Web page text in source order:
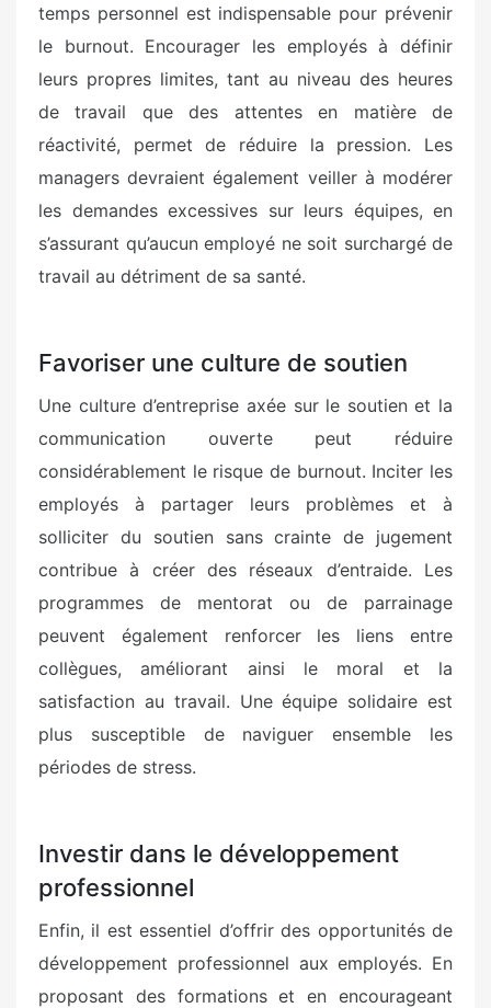
temps personnel est indispensable pour prévenir
le burnout. Encourager les employés à définir
leurs propres limites, tant au niveau des heures
de travail que des attentes en matière de
réactivité, permet de réduire la pression. Les
managers devraient également veiller à modérer
les demandes excessives sur leurs équipes, en
s’assurant qu’aucun employé ne soit surchargé de
travail au détriment de sa santé.
Favoriser une culture de soutien
Une culture d’entreprise axée sur le soutien et la
communication ouverte peut réduire
considérablement le risque de burnout. Inciter les
employés à partager leurs problèmes et à
solliciter du soutien sans crainte de jugement
contribue à créer des réseaux d’entraide. Les
programmes de mentorat ou de parrainage
peuvent également renforcer les liens entre
collègues, améliorant ainsi le moral et la
satisfaction au travail. Une équipe solidaire est
plus susceptible de naviguer ensemble les
périodes de stress.
Investir dans le développement
professionnel
Enfin, il est essentiel d’offrir des opportunités de
développement professionnel aux employés. En
proposant des formations et en encourageant